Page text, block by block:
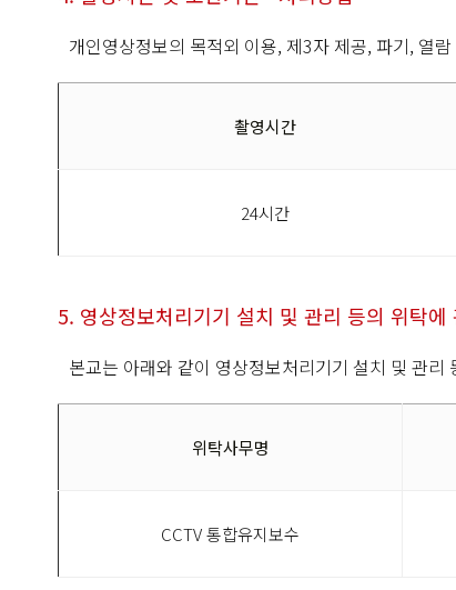
개인영상정보의 목적외 이용, 제3자 제공, 파기, 열
촬영시간
24시간
5. 영상정보처리기기 설치 및 관리 등의 위탁에
본교는 아래와 같이 영상정보처리기기 설치 및 관
위탁사무명
CCTV 통합유지보수